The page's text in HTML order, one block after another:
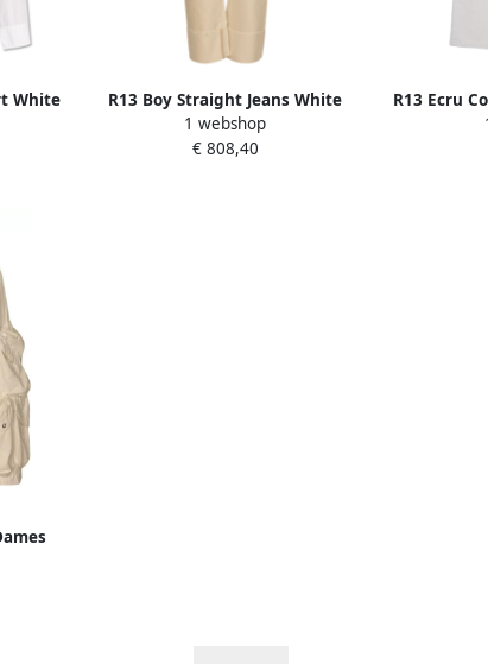
White
R13 Boy Straight Jeans White
Dames
1 webshop
€ 808,40
R13 Ecru